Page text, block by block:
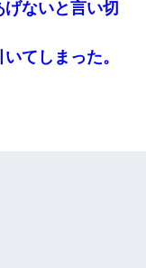
ないと言い切
てしまった。